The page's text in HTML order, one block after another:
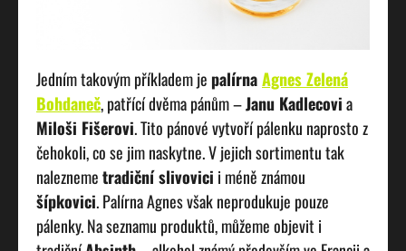
Jedním takovým příkladem je palírnaAgnes Zelená
Bohdaneč, patřící dvěma pánům –Janu Kadlecovia
Miloši Fišerovi.Tito pánové vytvoří pálenku naprosto z
čehokoli, co se jim naskytne. V jejich sortimentu tak
naleznemetradiční slivovici i méně známou
šípkovici. Palírna Agnes však neprodukuje pouze
pálenky.Na seznamu produktů, můžeme objevit i